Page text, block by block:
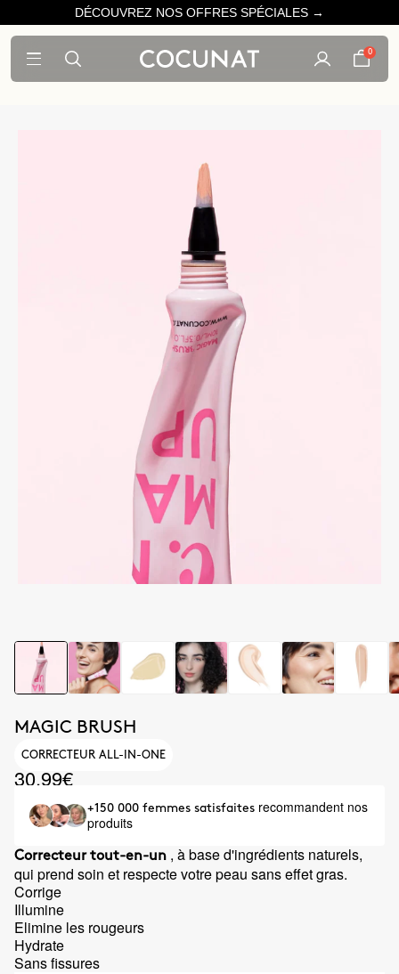
DÉCOUVREZ NOS OFFRES SPÉCIALES →
0
MAGIC BRUSH
CORRECTEUR ALL-IN-ONE
30.99€
+150 000 femmes satisfaites recommandent nos
produits
Correcteur tout-en-un , à base d'ingrédients naturels,
qui prend soin et respecte votre peau sans effet gras.
Corrige
Illumine
Elimine les rougeurs
Hydrate
Sans fissures